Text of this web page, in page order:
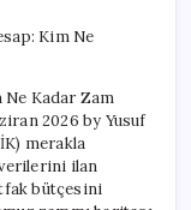
Yeni
Hesap:
Ne
Kadar
Zam
Alacak?
için
Ne Kadar Zam
2026 by Yusuf
merakla
ilan
bütçesini